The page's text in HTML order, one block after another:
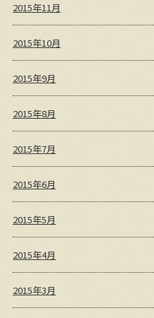
2015年11月
2015年10月
2015年9月
2015年8月
2015年7月
2015年6月
2015年5月
2015年4月
2015年3月